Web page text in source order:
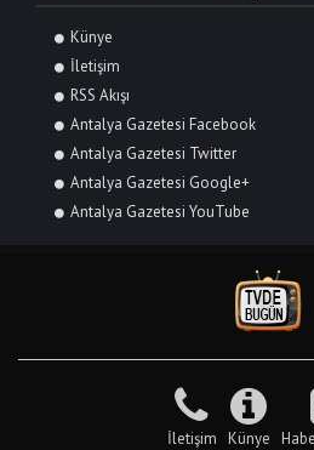
Künye
İletişim
RSS Akışı
Antalya Gazetesi Facebook
Antalya Gazetesi Twitter
Antalya Gazetesi Google+
Antalya Gazetesi YouTube
İletişim Künye